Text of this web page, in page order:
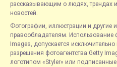
рассказывающим о людях, трендах и
новостей.
Фотографии, иллюстрации и другие
правообладателям. Использование
Images, допускается
разрешения фотоагентства Getty
логотипом «Styler» или